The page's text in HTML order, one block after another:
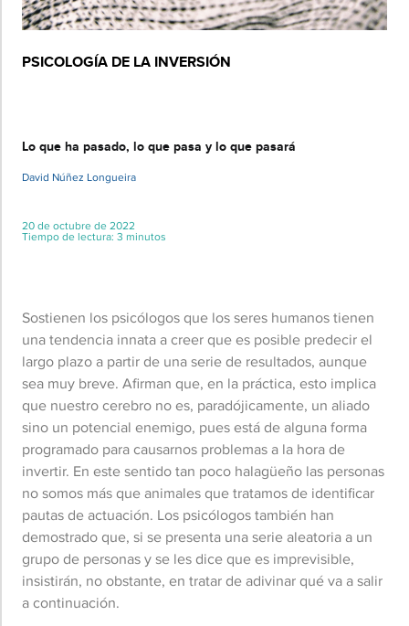
PSICOLOGÍA DE LA INVERSIÓN
Lo que ha pasado, lo que pasa y lo que pasará
David Núñez Longueira
20 de octubre de 2022
Tiempo de lectura: 3 minutos
Sostienen los psicólogos que los seres humanos tienen
una tendencia innata a creer que es posible predecir el
largo plazo a partir de una serie de resultados, aunque
sea muy breve. Afirman que, en la práctica, esto implica
que nuestro cerebro no es, paradójicamente, un aliado
sino un potencial enemigo, pues está de alguna forma
programado para causarnos problemas a la hora de
invertir. En este sentido tan poco halagüeño las personas
no somos más que animales que tratamos de identificar
pautas de actuación. Los psicólogos también han
demostrado que, si se presenta una serie aleatoria a un
grupo de personas y se les dice que es imprevisible,
insistirán, no obstante, en tratar de adivinar qué va a salir
a continuación.